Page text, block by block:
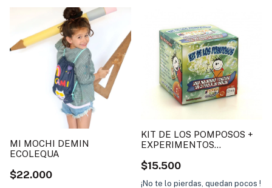
MI MOCHI DEMIN
ECOLEQUA
$22.000
KIT DE LOS POMPOSOS +
EXPERIMENTOS
$15.500
¡No te lo pierdas, quedan pocos !